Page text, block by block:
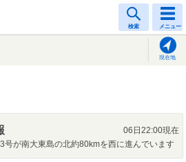
検索 メニュー
現在地
06日22:00現在
号が南大東島の北約80kmを西に進んでいます